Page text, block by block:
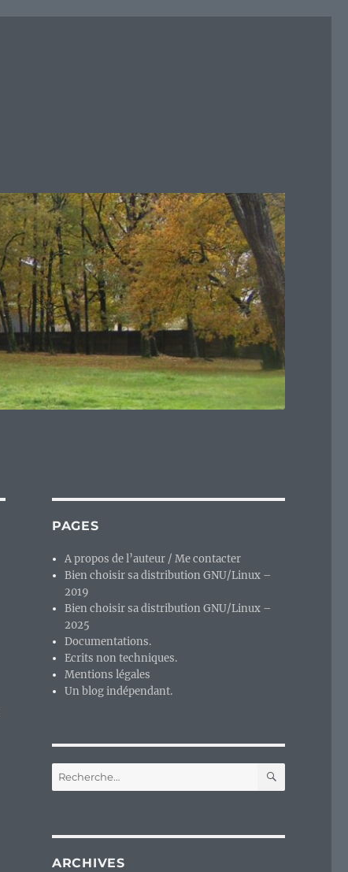
PAGES
A propos de l’auteur / Me contacter
Bien choisir sa distribution GNU/Linux –
2019
Bien choisir sa distribution GNU/Linux –
2025
Documentations.
Ecrits non techniques.
Mentions légales
Un blog indépendant.
Recherche
pour :
ARCHIVES